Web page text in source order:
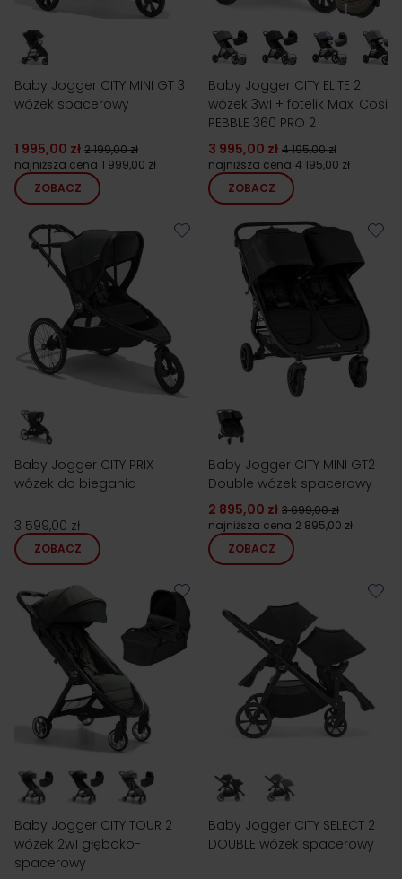
Baby Jogger CITY MINI GT 3
wózek spacerowy
1 995,00 zł 2 199,00 zł
najniższa cena 1 999,00 zł
ZOBACZ
Baby Jogger CITY ELITE 2
wózek 3w1 + fotelik Maxi Cosi
PEBBLE 360 PRO 2
3 995,00 zł 4 195,00 zł
najniższa cena 4 195,00 zł
ZOBACZ
Baby Jogger CITY PRIX
wózek do biegania
3 599,00 zł
ZOBACZ
Baby Jogger CITY MINI GT2
Double wózek spacerowy
2 895,00 zł 3 699,00 zł
najniższa cena 2 895,00 zł
ZOBACZ
Baby Jogger CITY TOUR 2
wózek 2w1 głęboko-
spacerowy
Baby Jogger CITY SELECT 2
DOUBLE wózek spacerowy